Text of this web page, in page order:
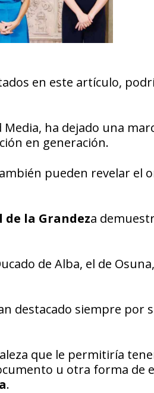
en este artículo,
ha dejado una
en generación.
pueden revelar el
de la Grandeza
de Alba, el de
destacado siempre por
que le permitiría
u otra forma de
.